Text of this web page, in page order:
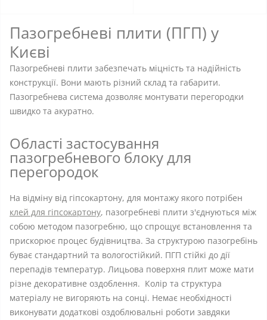
Пазогребневі плити (ПГП) у
Києві
Пазогребневі плити забезпечать міцність та надійність
конструкції. Вони мають різний склад та габарити.
Пазогребнева система дозволяє монтувати перегородки
швидко та акуратно.
Області застосування
пазогребневого блоку для
перегородок
На відміну від гіпсокартону, для монтажу якого потрібен
клей для гіпсокартону, пазогребневі плити з'єднуються між
собою методом пазогребню, що спрощує встановлення та
прискорює процес будівництва. За структурою пазогребінь
буває стандартний та вологостійкий. ПГП стійкі до дії
перепадів температур. Лицьова поверхня плит може мати
різне декоративне оздоблення. Колір та структура
матеріалу не вигоряють на сонці. Немає необхідності
виконувати додаткові оздоблювальні роботи завдяки